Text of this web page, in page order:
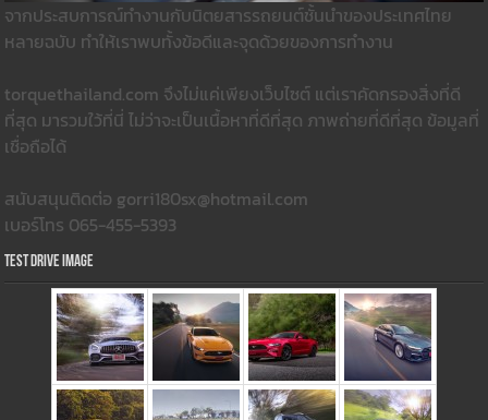
จากประสบการณ์ทำงานกับนิตยสารรถยนต์ชั้นนำของประเทศไทย
หลายฉบับ ทำให้เราพบทั้งข้อดีและจุดด้วยของการทำงาน
torquethailand.com จึงไม่แค่เพียงเว็บไซต์ แต่เราคัดกรองสิ่งที่ดี
ที่สุด มารวมใว้ที่นี่ ไม่ว่าจะเป็นเนื้อหาที่ดีที่สุด ภาพถ่ายที่ดีที่สุด ข้อมูลที่
เชื่อถือได้
สนับสนุนติดต่อ gorri180sx@hotmail.com
เบอร์โทร 065-455-5393
Test Drive Image